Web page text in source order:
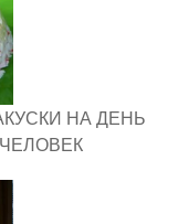
НА ДЕНЬ